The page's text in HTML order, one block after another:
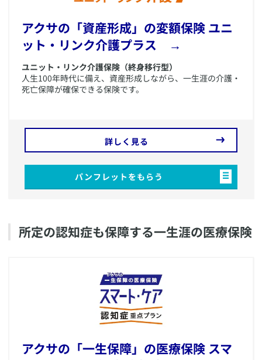
​アクサの「資産形成」の変額保険 ユニ
ット・リンク介護プラス →
ユニット・リンク介護保険（終身移行型）
人生100年時代に備え、資産形成しながら、一生涯の介護・
死亡保障が確保できる保険です。
詳しく見る
パンフレットをもらう
​所定の認知症も保障する一生涯の医療保険
​アクサの「一生保障」の医療保険 スマ